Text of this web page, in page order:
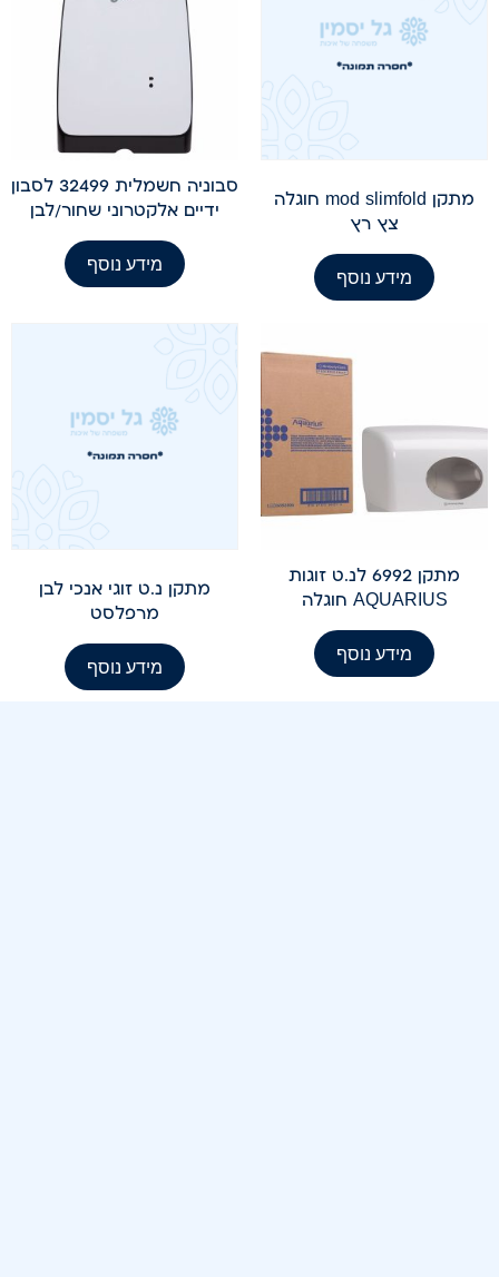
מתקן mod slimfold חוגלה
צץ רץ
מידע נוסף
סבוניה חשמלית 32499 לסבון
ידיים אלקטרוני שחור/לבן
מידע נוסף
מתקן 6992 לנ.ט זוגות
AQUARIUS חוגלה
מידע נוסף
מתקן נ.ט זוגי אנכי לבן
מרפלסט
מידע נוסף